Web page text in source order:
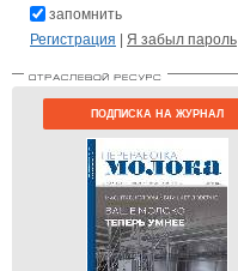
запомнить
Регистрация | Я забыл пароль
ПОДПИСКА НА ЖУРНАЛ